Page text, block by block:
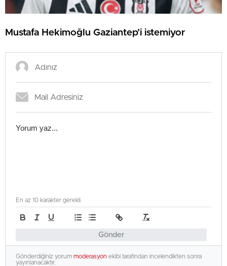
Mustafa Hekimoğlu Gaziantep’i istemiyor
Gönder
En az 10 karakter gerekli
Gönderdiğiniz yorum moderasyon ekibi tarafından incelendikten sonra
yayınlanacaktır.